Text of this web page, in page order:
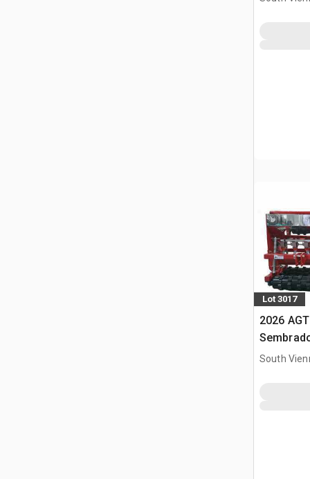
Lot 3017
2026
South